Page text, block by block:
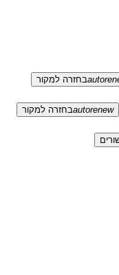
בחזרה למקור
autorenewבחזרה למקור